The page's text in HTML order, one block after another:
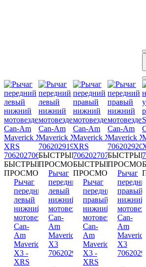
БЫСТРЫЙ
ПРОСМОТР
Рычаг
передний
левый
нижний
мотовездехода
Can-
Am
Maverick
X3 -
XRS
БЫСТРЫЙ
ПРОСМОТР
Рычаг
передний
левый
нижний
мотовездехода
Can-
Am
Maverick
X3
706202919
БЫСТРЫЙ
ПРОСМОТР
Рычаг
передний
правый
нижний
мотовездехода
Can-
Am
Maverick
X3 -
XRS
БЫСТРЫЙ
Рычаг
передний
правый
нижний
Can-
Am
Maverick
X3